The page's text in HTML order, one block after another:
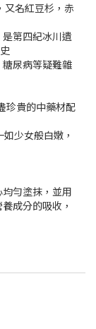
名紅豆杉，赤
第四紀冰川遺
尿病等疑難雜
珍貴的中藥材配
少女般白嫩，
勻塗抹，並用
成分的吸收，